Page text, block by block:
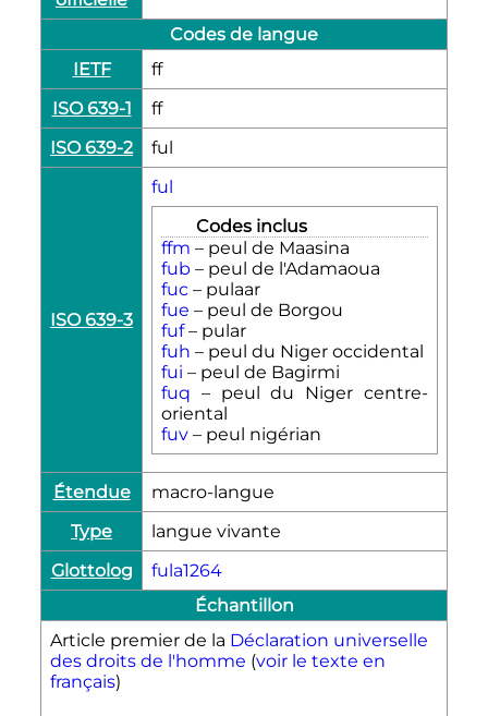
Codes de langue
IETF
ff
ISO 639-1
ff
ISO 639-2
ful
ISO 639-3
ful
Codes inclus
ffm – peul de Maasina
fub – peul de l'Adamaoua
fuc – pulaar
fue – peul de Borgou
fuf– pular
fuh – peul du Niger occidental
fui – peul de Bagirmi
fuq – peul du Niger centre-
oriental
fuv – peul nigérian
Étendue
macro-langue
Type
langue vivante
Glottolog
fula1264
Échantillon
Article premier de la Déclaration universelle
des droits de l'homme (voir le texte en
français)